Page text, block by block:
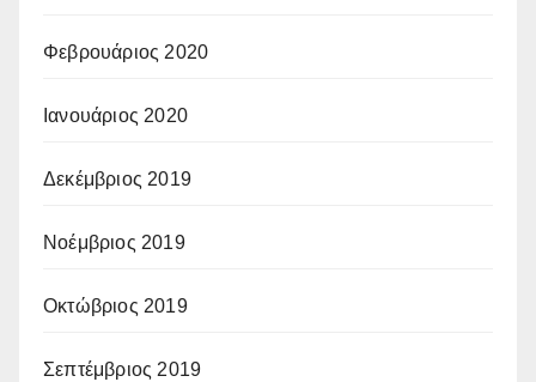
Φεβρουάριος 2020
Ιανουάριος 2020
Δεκέμβριος 2019
Νοέμβριος 2019
Οκτώβριος 2019
Σεπτέμβριος 2019